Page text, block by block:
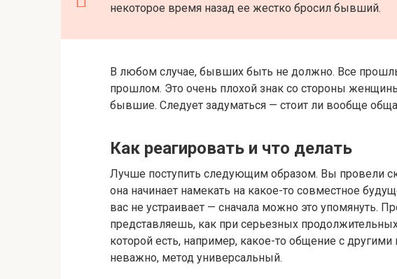
некоторое время назад ее жестко бросил бывший.
В любом случае, бывших быть не должно. Все
прошлом. Это очень плохой знак со стороны
бывшие. Следует задуматься — стоит ли вообще
Как реагировать и что делать
Лучше поступить следующим образом. Вы провели
она начинает намекать на какое-то совместное
вас не устраивает — сначала можно это упомянуть.
представляешь, как при серьезных
которой есть, например, какое-то общение с
неважно, метод универсальный.